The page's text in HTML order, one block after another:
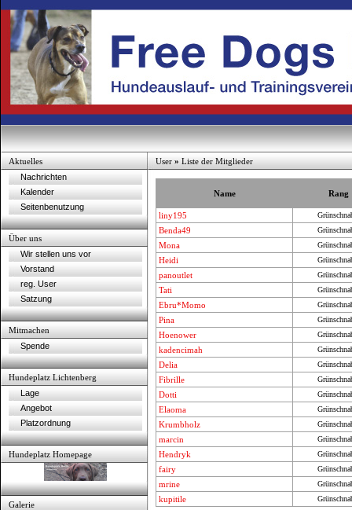
Aktuelles
Nachrichten
Kalender
Seitenbenutzung
Über uns
Wir stellen uns vor
Vorstand
reg. User
Satzung
Mitmachen
Spende
Hundeplatz Lichtenberg
Lage
Angebot
Platzordnung
Hundeplatz Homepage
Galerie
User » Liste der Mitglieder
Name Rang
liny195
Benda49
Mona
Heidi
panoutlet
Tati
Ebru*Momo
Pina
Hoenower
kadencimah
Delia
Fibrille
Dotti
Elaoma
Krumbholz
marcin
Hendryk
fairy
mrine
kupitile